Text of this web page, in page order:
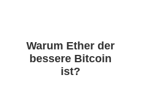
Warum Ether der
bessere Bitcoin
ist?